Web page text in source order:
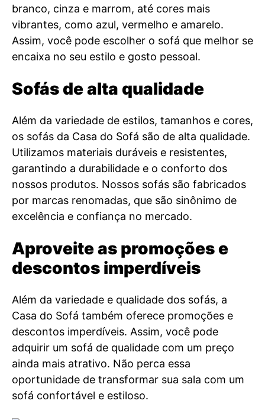
branco, cinza e marrom, até cores mais
vibrantes, como azul, vermelho e amarelo.
Assim, você pode escolher o sofá que melhor se
encaixa no seu estilo e gosto pessoal.
Sofás de alta qualidade
Além da variedade de estilos, tamanhos e cores,
os sofás da Casa do Sofá são de alta qualidade.
Utilizamos materiais duráveis e resistentes,
garantindo a durabilidade e o conforto dos
nossos produtos. Nossos sofás são fabricados
por marcas renomadas, que são sinônimo de
excelência e confiança no mercado.
Aproveite as promoções e
descontos imperdíveis
Além da variedade e qualidade dos sofás, a
Casa do Sofá também oferece promoções e
descontos imperdíveis. Assim, você pode
adquirir um sofá de qualidade com um preço
ainda mais atrativo. Não perca essa
oportunidade de transformar sua sala com um
sofá confortável e estiloso.